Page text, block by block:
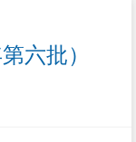
六批）